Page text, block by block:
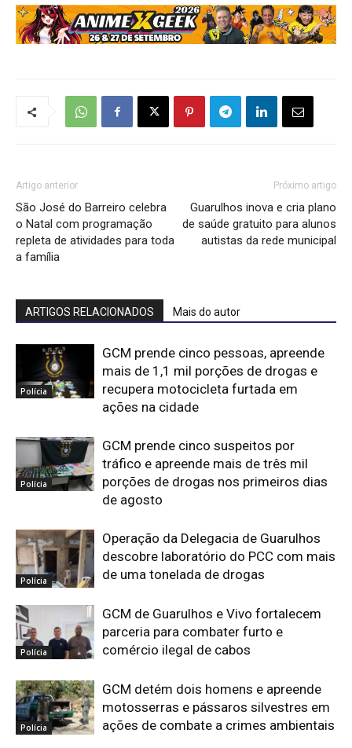
Artigo anterior
São José do Barreiro celebra
o Natal com programação
repleta de atividades para toda
a família
Próximo artigo
Guarulhos inova e cria plano
de saúde gratuito para alunos
autistas da rede municipal
ARTIGOS RELACIONADOS Mais do autor
Polícia
GCM prende cinco pessoas, apreende
mais de 1,1 mil porções de drogas e
recupera motocicleta furtada em
ações na cidade
Polícia
GCM prende cinco suspeitos por
tráfico e apreende mais de três mil
porções de drogas nos primeiros dias
de agosto
Polícia
Operação da Delegacia de Guarulhos
descobre laboratório do PCC com mais
de uma tonelada de drogas
Polícia
GCM de Guarulhos e Vivo fortalecem
parceria para combater furto e
comércio ilegal de cabos
Polícia
GCM detém dois homens e apreende
motosserras e pássaros silvestres em
ações de combate a crimes ambientais